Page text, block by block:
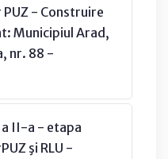
- Construire
Municipiul Arad,
nr. 88 -
a II-a - etapa
şi RLU -